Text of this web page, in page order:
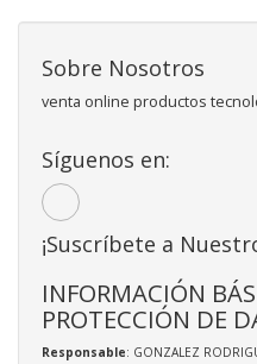
Sobre Nosotros
venta online productos
Síguenos en:
¡Suscríbete a
INFORMACIÓN
PROTECCIÓN DE
Responsable: GONZALEZ